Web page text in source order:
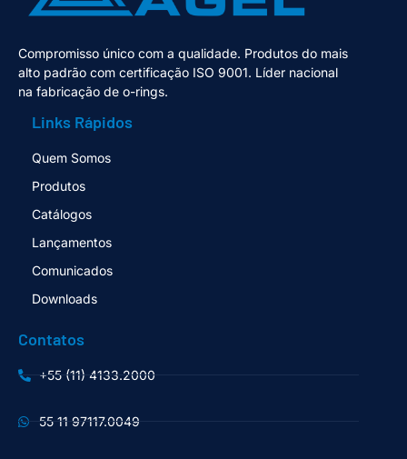
Compromisso único com a qualidade. Produtos do mais
alto padrão com certificação ISO 9001. Líder nacional
na fabricação de o-rings.
Links Rápidos
Quem Somos
Produtos
Catálogos
Lançamentos
Comunicados
Downloads
Contatos
+55 (11) 4133.2000
55 11 97117.0049